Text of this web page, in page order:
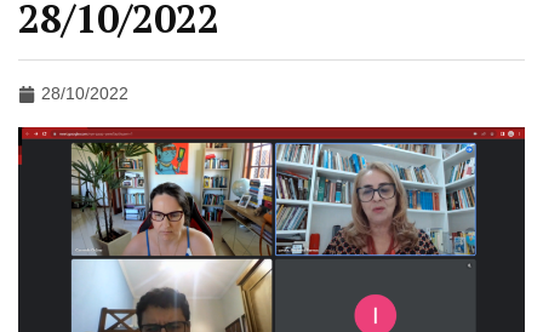
28/10/2022
28/10/2022